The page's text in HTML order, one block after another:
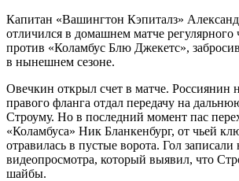
Капитан «Вашингтон Кэпиталз»
отличился в домашнем матче
против «Коламбус Блю Джекетс»,
в нынешнем сезоне.
Овечкин открыл счет в матче. Россиянин
правого фланга отдал передачу на
Строуму. Но в последний момент пас
«Коламбуса» Ник Бланкенбург, от чьей
отравилась в пустые ворота. Гол
видеопросмотра, который выявил, что
шайбы.